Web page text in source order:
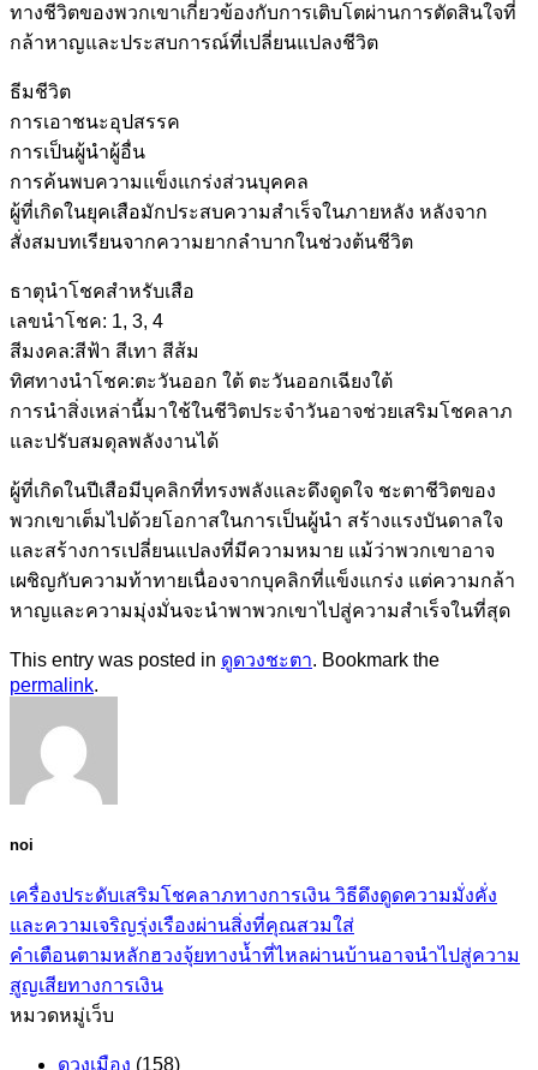
ทางชีวิตของพวกเขาเกี่ยวข้องกับการเติบโตผ่านการตัดสินใจที่
กล้าหาญและประสบการณ์ที่เปลี่ยนแปลงชีวิต
ธีมชีวิต
การเอาชนะอุปสรรค
การเป็นผู้นำผู้อื่น
การค้นพบความแข็งแกร่งส่วนบุคคล
ผู้ที่เกิดในยุคเสือมักประสบความสำเร็จในภายหลัง หลังจาก
สั่งสมบทเรียนจากความยากลำบากในช่วงต้นชีวิต
ธาตุนำโชคสำหรับเสือ
เลขนำโชค: 1, 3, 4
สีมงคล:สีฟ้า สีเทา สีส้ม
ทิศทางนำโชค:ตะวันออก ใต้ ตะวันออกเฉียงใต้
การนำสิ่งเหล่านี้มาใช้ในชีวิตประจำวันอาจช่วยเสริมโชคลาภ
และปรับสมดุลพลังงานได้
ผู้ที่เกิดในปีเสือมีบุคลิกที่ทรงพลังและดึงดูดใจ ชะตาชีวิตของ
พวกเขาเต็มไปด้วยโอกาสในการเป็นผู้นำ สร้างแรงบันดาลใจ
และสร้างการเปลี่ยนแปลงที่มีความหมาย แม้ว่าพวกเขาอาจ
เผชิญกับความท้าทายเนื่องจากบุคลิกที่แข็งแกร่ง แต่ความกล้า
หาญและความมุ่งมั่นจะนำพาพวกเขาไปสู่ความสำเร็จในที่สุด
This entry was posted in ดูดวงชะตา. Bookmark the
permalink.
noi
เครื่องประดับเสริมโชคลาภทางการเงิน วิธีดึงดูดความมั่งคั่ง
และความเจริญรุ่งเรืองผ่านสิ่งที่คุณสวมใส่
คำเตือนตามหลักฮวงจุ้ยทางน้ำที่ไหลผ่านบ้านอาจนำไปสู่ความ
สูญเสียทางการเงิน
หมวดหมู่เว็บ
ดวงเมือง (158)